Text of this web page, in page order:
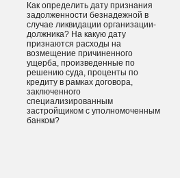
Как определить дату признания
задолженности безнадежной в
случае ликвидации организации-
должника? На какую дату
признаются расходы на
возмещение причиненного
ущерба, произведенные по
решению суда, проценты по
кредиту в рамках договора,
заключенного
специализированным
застройщиком с уполномоченным
банком?